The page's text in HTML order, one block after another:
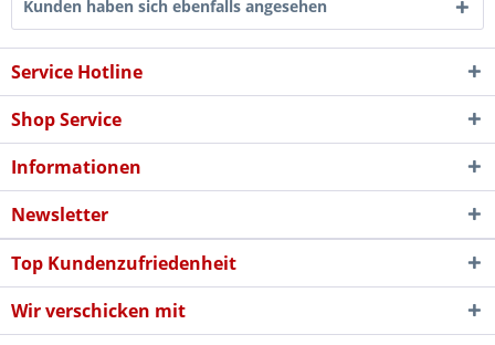
Kunden haben sich ebenfalls angesehen
Service Hotline
Shop Service
Informationen
Newsletter
Top Kundenzufriedenheit
Wir verschicken mit